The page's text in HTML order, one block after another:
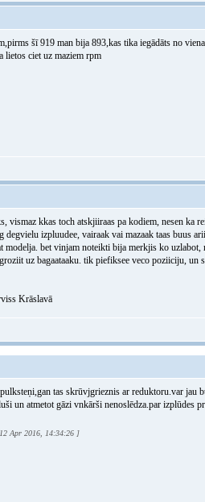
šī 919 man bija 893,kas tika iegādāts no
lietos ciet uz maziem rpm
vismaz kkas toch atskjiiraas pa kodiem, nesen ka
degvielu izpluudee, vairaak vai mazaak taas buus
modelja. bet vinjam noteikti bija merkjis ko uzlabot,
uz bagaataaku. tik piefiksee veco poziiciju, un
Krāslavā
tas skrūvjgrieznis ar reduktoru.var jau
un atmetot gāzi vnkārši nenoslēdza.par izplūdes
Apr 2016, 14:34:26 ]